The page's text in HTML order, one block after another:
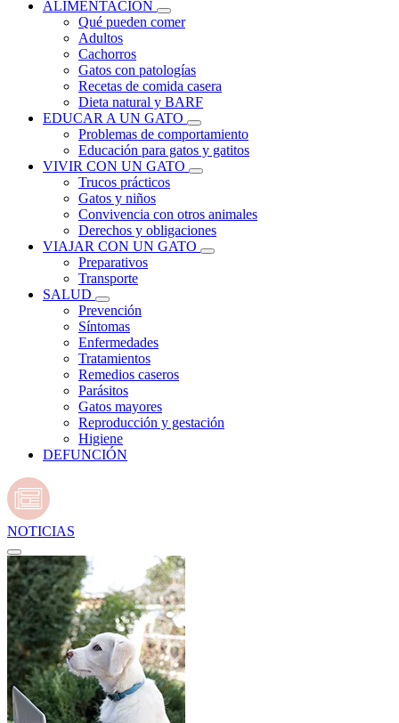
ALIMENTACIÓN
Qué pueden comer
Adultos
Cachorros
Gatos con patologías
Recetas de comida casera
Dieta natural y BARF
EDUCAR A UN GATO
Problemas de comportamiento
Educación para gatos y gatitos
VIVIR CON UN GATO
Trucos prácticos
Gatos y niños
Convivencia con otros animales
Derechos y obligaciones
VIAJAR CON UN GATO
Preparativos
Transporte
SALUD
Prevención
Síntomas
Enfermedades
Tratamientos
Remedios caseros
Parásitos
Gatos mayores
Reproducción y gestación
Higiene
DEFUNCIÓN
NOTICIAS